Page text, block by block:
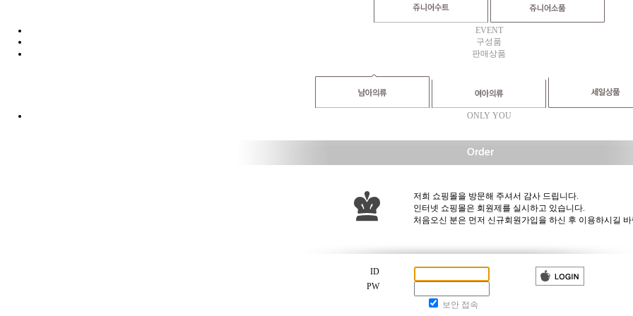
EVENT
구성품
판매상품
ONLY YOU
저희 쇼핑몰을 방문해 주셔서 감사 드립니다.
인터넷 쇼핑몰은 회원제를 실시하고 있습니다.
처음오신 분은 먼저 신규회원가입을 하신 후 이용하시길
ID
PW
보안 접속